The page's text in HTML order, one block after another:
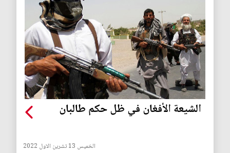
الشيعة الأفغان في ظل حكم طالبان
الخميس 13 تشرين الاول 2022